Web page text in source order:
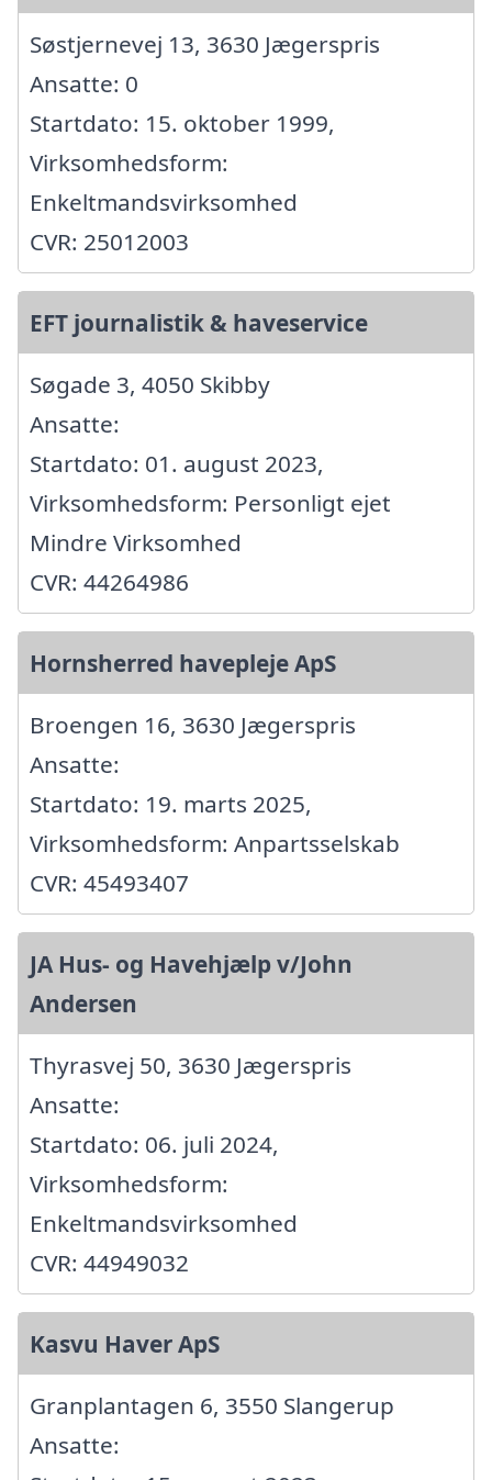
Søstjernevej 13, 3630 Jægerspris
Ansatte: 0
Startdato: 15. oktober 1999,
Virksomhedsform:
Enkeltmandsvirksomhed
CVR: 25012003
EFT journalistik & haveservice
Søgade 3, 4050 Skibby
Ansatte:
Startdato: 01. august 2023,
Virksomhedsform: Personligt ejet
Mindre Virksomhed
CVR: 44264986
Hornsherred havepleje ApS
Broengen 16, 3630 Jægerspris
Ansatte:
Startdato: 19. marts 2025,
Virksomhedsform: Anpartsselskab
CVR: 45493407
JA Hus- og Havehjælp v/John
Andersen
Thyrasvej 50, 3630 Jægerspris
Ansatte:
Startdato: 06. juli 2024,
Virksomhedsform:
Enkeltmandsvirksomhed
CVR: 44949032
Kasvu Haver ApS
Granplantagen 6, 3550 Slangerup
Ansatte: